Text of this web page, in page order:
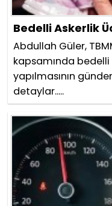
Bedelli Askerlik
Abdullah Güler,
kapsamında
yapılmasının
detaylar.....